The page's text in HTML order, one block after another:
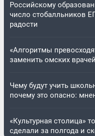
Российскому
число стобалльников
радости
«Алгоритмы
заменить омских
Чему будут учить
почему это опасно:
«Культурная столица»
сделали за полгода и